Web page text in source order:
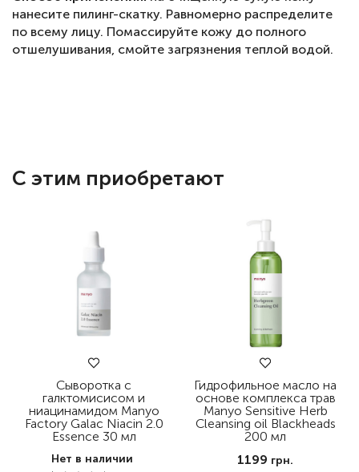
нанесите пилинг-скатку. Равномерно распределите
по всему лицу. Помассируйте кожу до полного
отшелушивания, смойте загрязнения теплой водой.
С этим приобретают
Сыворотка с
галктомисисом и
ниацинамидом Manyo
Factory Galac Niacin 2.0
Essence 30 мл
Нет в наличии
Гидрофильное масло на
основе комплекса трав
Manyo Sensitive Herb
Cleansing oil Blackheads
200 мл
1199 грн.